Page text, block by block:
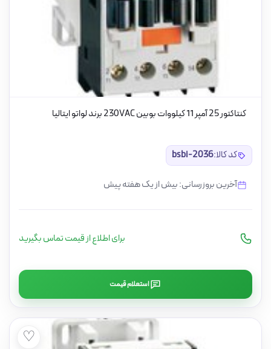
کنتاکتور 25 آمپر 11 کیلووات بوبین 230VAC برند لواتو ایتالیا
کد کالا:bsbi-2036
آخرین بروزرسانی: بیش از یک هفته پیش
برای اطلاع از قیمت تماس بگیرید
استعلام قیمت
♡